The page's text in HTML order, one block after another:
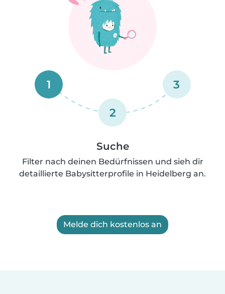
1
2
3
Suche
Filter nach deinen Bedürfnissen und sieh dir
detaillierte Babysitterprofile in Heidelberg an.
Melde dich kostenlos an